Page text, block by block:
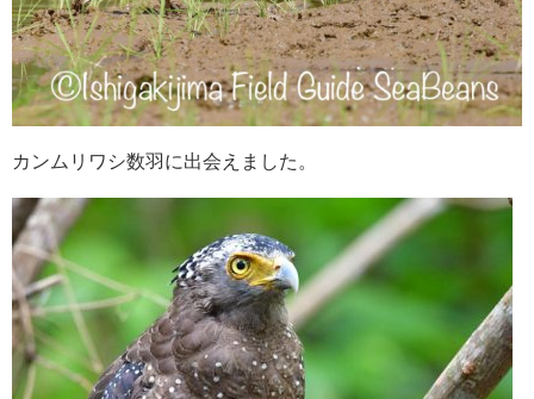
カンムリワシ数羽に出会えました。